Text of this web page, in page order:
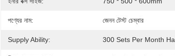
পণ্যের নাম: জেনন টেস্ট চেম্বার
Supply Ability: 300 Sets Per Month